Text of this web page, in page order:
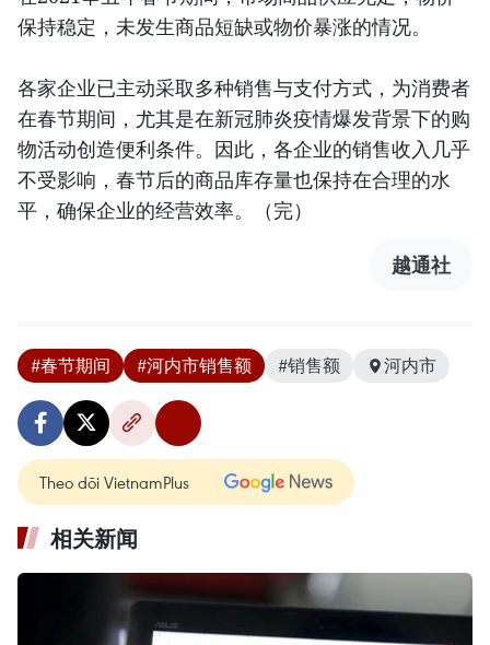
保持稳定，未发生商品短缺或物价暴涨的情况。
各家企业已主动采取多种销售与支付方式，为消费者
在春节期间，尤其是在新冠肺炎疫情爆发背景下的购
物活动创造便利条件。因此，各企业的销售收入几乎
不受影响，春节后的商品库存量也保持在合理的水
平，确保企业的经营效率。（完）
越通社
#春节期间 #河内市销售额 #销售额 河内市
Theo dõi VietnamPlus
相关新闻